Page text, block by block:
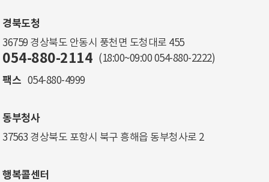
경북도청
36759 경상북도 안동시 풍천면 도청대로 455
054-880-2114 (18:00~09:00 054-880-2222)
팩스 054-880-4999
동부청사
37563 경상북도 포항시 북구 흥해읍 동부청사로 2
행복콜센터